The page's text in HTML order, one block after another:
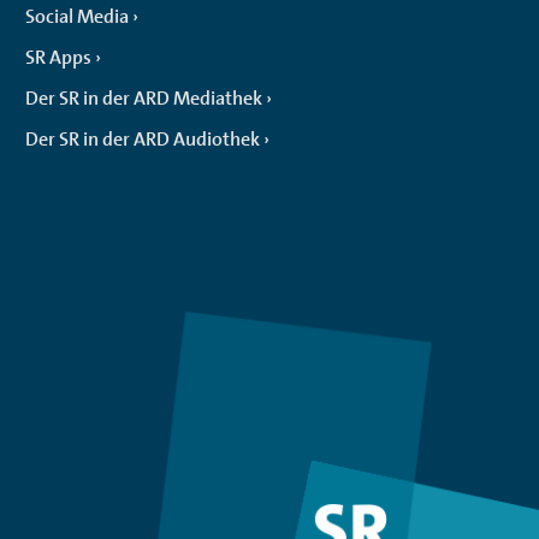
Social Media
SR Apps
Der SR in der ARD Mediathek
Der SR in der ARD Audiothek